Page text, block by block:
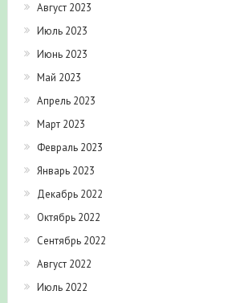
Август 2023
Июль 2023
Июнь 2023
Май 2023
Апрель 2023
Март 2023
Февраль 2023
Январь 2023
Декабрь 2022
Октябрь 2022
Сентябрь 2022
Август 2022
Июль 2022